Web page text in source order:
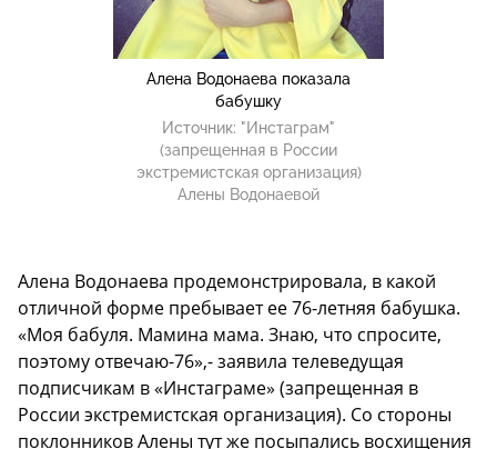
Алена Водонаева показала
бабушку
Источник: "Инстаграм"
(запрещенная в России
экстремистская организация)
Алены Водонаевой
Алена Водонаева продемонстрировала, в какой
отличной форме пребывает ее 76-летняя бабушка.
«Моя бабуля. Мамина мама. Знаю, что спросите,
поэтому отвечаю-76»,- заявила телеведущая
подписчикам в «Инстаграме» (запрещенная в
России экстремистская организация). Со стороны
поклонников Алены тут же посыпались восхищения